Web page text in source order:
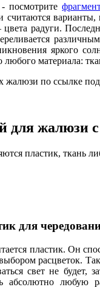
- посмотрите
радуги.
яркого
материала:
жалюзи по ссылке
для жалюзи
пластик, ткань
для
пластик. Он
расцветок.
свет не будет,
абсолютно любую